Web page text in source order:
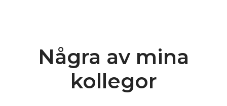
Några av mina
kollegor